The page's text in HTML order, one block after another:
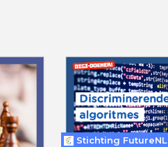
Stichting FutureNL